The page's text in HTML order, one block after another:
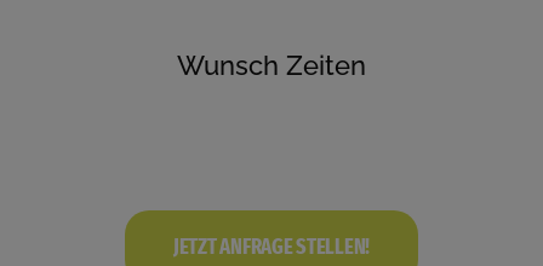
Wunsch Zeiten
JETZT ANFRAGE STELLEN!